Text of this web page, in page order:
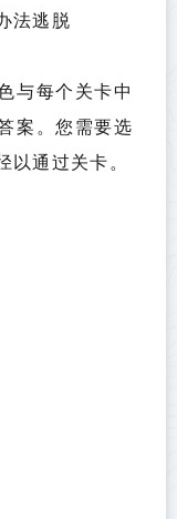
法逃脱
与每个关卡中
案。您需要选
通过关卡。